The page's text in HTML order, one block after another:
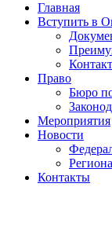
Главная
Вступить в
Право
Бюро
Мероприятия
Новости
Контакты